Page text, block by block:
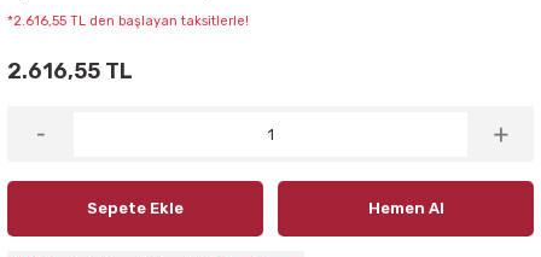
*2.616,55 TL den başlayan taksitlerle!
2.616,55 TL
Sepete Ekle Hemen Al